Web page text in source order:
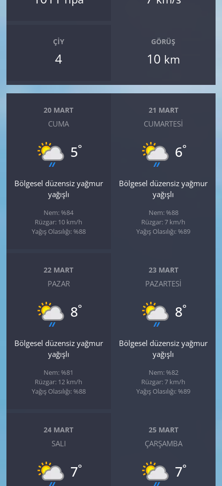
ÇIY
4
GÖRÜŞ
10 km
20 MART
CUMA
5°
Bölgesel düzensiz yağmur
yağışlı
Nem: %84
Rüzgar: 10 km/h
Yağış Olasılığı: %88
21 MART
CUMARTESI
6°
Bölgesel düzensiz yağmur
yağışlı
Nem: %88
Rüzgar: 7 km/h
Yağış Olasılığı: %89
22 MART
PAZAR
8°
Bölgesel düzensiz yağmur
yağışlı
Nem: %81
Rüzgar: 12 km/h
Yağış Olasılığı: %88
23 MART
PAZARTESI
8°
Bölgesel düzensiz yağmur
yağışlı
Nem: %82
Rüzgar: 7 km/h
Yağış Olasılığı: %89
24 MART
SALI
7°
25 MART
ÇARŞAMBA
7°